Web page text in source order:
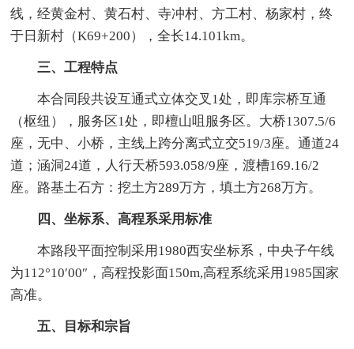
线，经黄金村、黄石村、寺冲村、方工村、杨家村，终
于日新村（K69+200），全长14.101km。
三、工程特点
本合同段共设互通式立体交叉1处，即库宗桥互通
（枢纽），服务区1处，即檀山咀服务区。大桥1307.5/6
座，无中、小桥，主线上跨分离式立交519/3座。通道24
道；涵洞24道，人行天桥593.058/9座，渡槽169.16/2
座。路基土石方：挖土方289万方，填土方268万方。
四、坐标系、高程系采用标准
本路段平面控制采用1980西安坐标系，中央子午线
为112°10′00″，高程投影面150m,高程系统采用1985国家
高准。
五、目标和宗旨